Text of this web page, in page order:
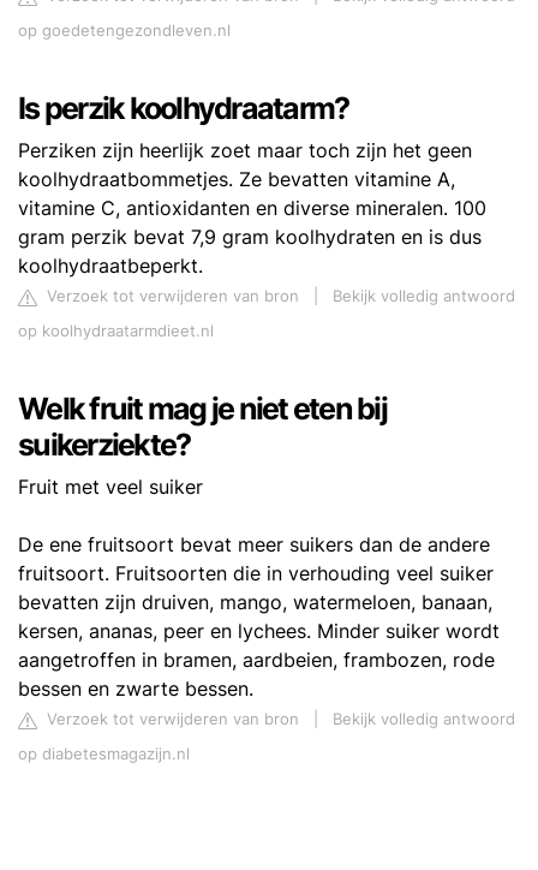
op goedetengezondleven.nl
Is perzik koolhydraatarm?
Perziken zijn heerlijk zoet maar toch zijn het geen
koolhydraatbommetjes. Ze bevatten vitamine A,
vitamine C, antioxidanten en diverse mineralen. 100
gram perzik bevat 7,9 gram koolhydraten en is dus
koolhydraatbeperkt.
Verzoek tot verwijderen van bron
Bekijk volledig antwoord
op koolhydraatarmdieet.nl
Welk fruit mag je niet eten bij
suikerziekte?
Fruit met veel suiker
De ene fruitsoort bevat meer suikers dan de andere
fruitsoort. Fruitsoorten die in verhouding veel suiker
bevatten zijn druiven, mango, watermeloen, banaan,
kersen, ananas, peer en lychees. Minder suiker wordt
aangetroffen in bramen, aardbeien, frambozen, rode
bessen en zwarte bessen.
Verzoek tot verwijderen van bron
Bekijk volledig antwoord
op diabetesmagazijn.nl